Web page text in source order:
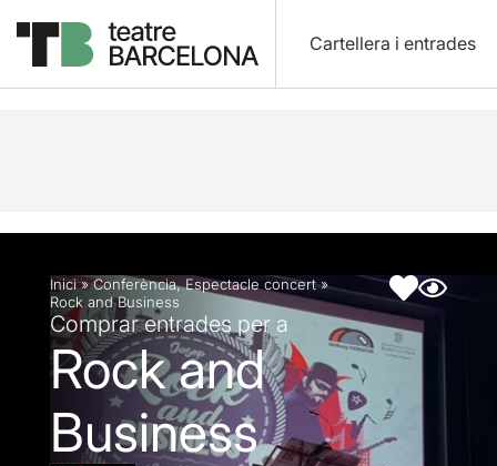
Cartellera i entrades
Descripció Fitxa artística
Inici»Conferència,Espectacle concert»
Rock and Business
Comprar entrades per a
Rock and
Business